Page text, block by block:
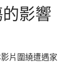
影響
片圍繞遭遇家